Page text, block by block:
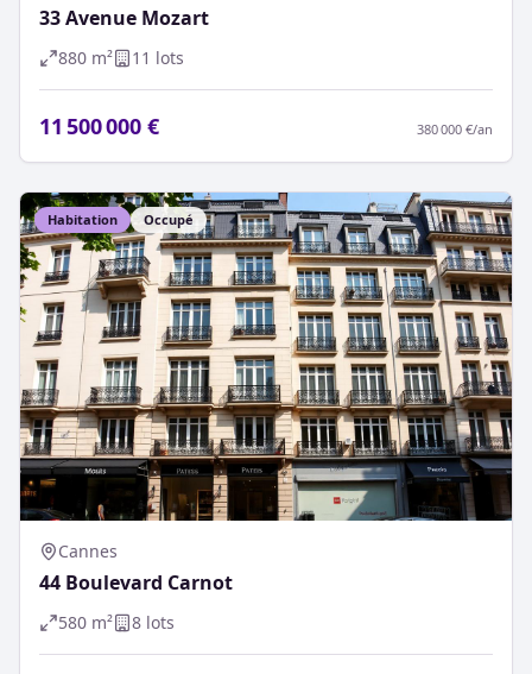
33 Avenue Mozart
880 m² 11 lots
11 500 000 € 380 000 €/an
Habitation Occupé
Cannes
44 Boulevard Carnot
580 m² 8 lots